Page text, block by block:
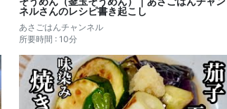
ネルさんのレシピ書き起こし
あさごはんチャンネル
所要時間 : 10分